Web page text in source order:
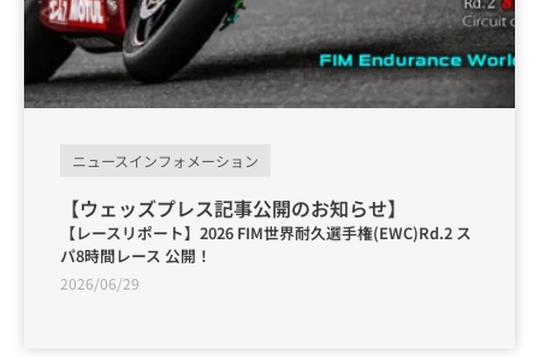
ニュースインフォメーション
【ウェッズプレス記事公開のお知らせ】
【レースリポート】2026 FIM世界耐久選手権(EWC)Rd.2 ス
パ8時間レース 公開！
2026/06/29